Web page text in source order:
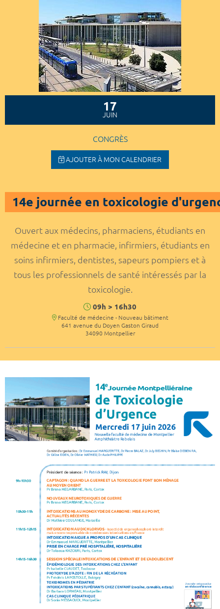
17
JUIN
CONGRÈS
AJOUTER À MON CALENDRIER
14e journée en toxicologie
Ouvert aux médecins, pharmaciens, étudiants en
médecine et en pharmacie, infirmiers, étudiants en
soins infirmiers, dentistes, sapeurs pompiers et à
tous les professionnels de santé intéressés par la
toxicologie.
Horaires
09h > 16h30
Lieu
Faculté de médecine - Nouveau bâtiment
641 avenue du Doyen Gaston Giraud
34090 Montpellier